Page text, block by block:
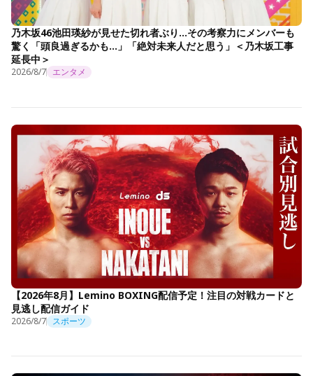
乃木坂46池田瑛紗が見せた切れ者ぶり…その考察力にメンバーも
驚く「頭良過ぎるかも…」「絶対未来人だと思う」＜乃木坂工事
延長中＞
2026/8/7 エンタメ
【2026年8月】Lemino BOXING配信予定！注目の対戦カードと
見逃し配信ガイド
2026/8/7 スポーツ